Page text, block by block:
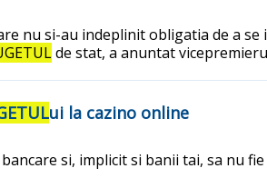
nu si-au indeplinit obligatia de a
de stat, a anuntat
ui la cazino online
si, implicit si banii tai, sa nu fie